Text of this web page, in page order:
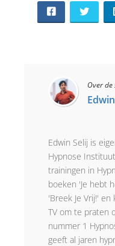
Over
Edwin Selij is
Hypnose
trainingen in
boeken 'Je hebt
'Breek Je Vrij!'
TV om te praten
nummer 1
geeft al jaren